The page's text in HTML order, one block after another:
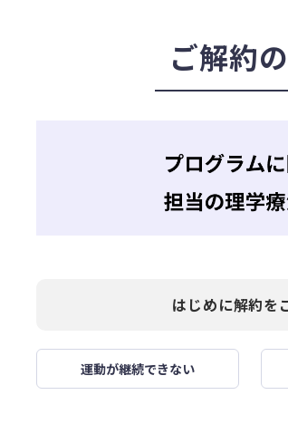
ご解約
はじめに解約を
運動が継続できない